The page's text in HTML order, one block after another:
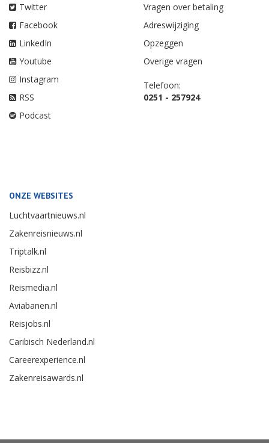
Twitter
Facebook
LinkedIn
Youtube
Instagram
RSS
Podcast
Vragen over betaling
Adreswijziging
Opzeggen
Overige vragen
Telefoon:
0251 - 257924
ONZE WEBSITES
Luchtvaartnieuws.nl
Zakenreisnieuws.nl
Triptalk.nl
Reisbizz.nl
Reismedia.nl
Aviabanen.nl
Reisjobs.nl
Caribisch Nederland.nl
Careerexperience.nl
Zakenreisawards.nl